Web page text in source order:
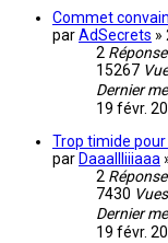
Commet
parAdSecrets »
2
15267
Dernier
19 févr.
Trop timide
par Daaallliiiaaa
2
7430 Vues
Dernier
19 févr.